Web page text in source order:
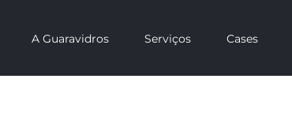
A Guaravidros Serviços Cases